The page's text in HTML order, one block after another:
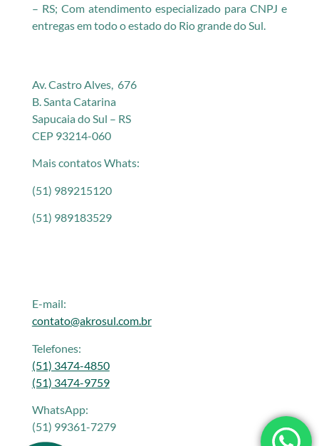
– RS; Com atendimento especializado para CNPJ e
entregas em todo o estado do Rio grande do Sul.
Av. Castro Alves, 676
B. Santa Catarina
Sapucaia do Sul – RS
CEP 93214-060
Mais contatos Whats:
(51) 989215120
(51) 989183529
E-mail:
contato@akrosul.com.br
Telefones:
(51) 3474-4850
(51) 3474-9759
WhatsApp:
(51) 99361-7279